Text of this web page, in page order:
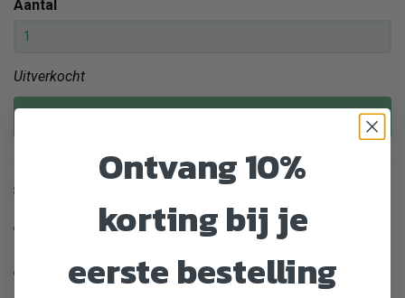
Aantal
Uitverkocht
Gratis Verzending vanaf € 39,-
Veilig en gemakkelijk betalen
Ontvang 10%
korting bij je
eerste bestelling